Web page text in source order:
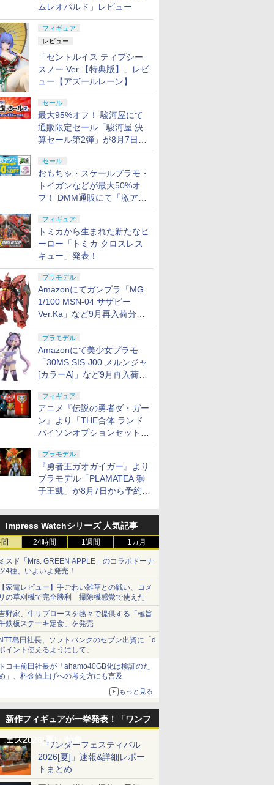
ムレオパルド」レビュー
フィギュア
レビュー
「セントルイス ティプシー
スノー Ver.【特典版】」レビ
ュー【アズールレーン】
セール
最大95%オフ！ 駿河屋にて
通販限定セール「駿河屋 決
算セール第2弾」が8月7日12
時より開催
セール
おもちゃ・スケールプラモ・
トイガンなどが最大50%オ
フ！ DMM通販にて「激ア
ツ！おもちゃ・ホビー夏セー
ル」が開催
フィギュア
トミカから生まれた新たなヒ
ーロー「トミカ クロスレス
キュー」発表！
プラモデル
Amazonにてガンプラ「MG
1/100 MSN-04 サザビー
Ver.Ka」など9月再入荷分が
プラモデル
Amazonにて美少女プラモ
「30MS SIS-J00 メルンジャ
[カラーA]」など9月再入荷分
が販売再開！
フィギュア
アニメ『伝説の勇者ダ・ガー
ン』より「THE合体 ランド
バイソンオプションセット」
が8月7日から予約受付開始！
プラモデル
『勇者王ガオガイガー』より
プラモデル「PLAMATEA 獅
子王凱」が8月7日から予約受
Impress Watchシリーズ 人気記事
24時間 1週間 1カ月
スド「Mrs. GREEN APPLE」のコラボドーナ
4種、いよいよ発売！
家電レビュー】手ごわい雑草との戦い、コメ
の草刈機で完全勝利 掃除機感覚で使えた
野家、牛リブロースを熱々で提供する「極旨
鉄板ステーキ定食」を発売
島田社長、ソフトバンクのセブン出資に「d
イント使えるようにして」
コモ前田社長が「ahamo40GB化は検証のた
」、料金値上げへの考え方にも言及
もっと見る
新作フィギュアが一挙発表！「ワンフ
ェス2026[夏]」特集「ワンダーフェスティバル
2026[夏]」速報&詳細レポー
トまとめ